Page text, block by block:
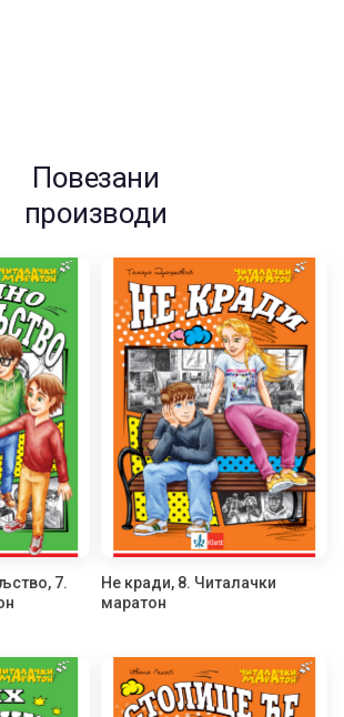
Повезани
производи
7.
Не кради, 8. Читалачки
маратон